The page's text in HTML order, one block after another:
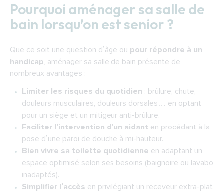
est senior ?
Les différents types de douches pour
Les cabines de douches : du matériel
souvent prêt-à-poser ou en kit
une solution plus économique
Les douches à l’italienne ou de plain-pied
Faire installer sa douche pour personne âgée
par un spécialiste
Les services liés à l’installation d’une douche
Pourquoi aménager sa salle de
bain lorsqu’on est senior ?
Que ce soit une question d’âge ou pour répondre à un
handicap, aménager sa salle de bain présente de
nombreux avantages :
Limiter les risques du quotidien : brûlure, chute,
douleurs musculaires, douleurs dorsales… en optant
pour un siège et un mitigeur anti-brûlure.
Faciliter l’intervention d’un aidant en procédant à la
pose d’une paroi de douche à mi-hauteur.
Bien vivre sa toilette quotidienne en adaptant un
espace optimisé selon ses besoins (baignoire ou lavabo
inadaptés).
Simplifier l’accès en privilégiant un receveur extra-plat